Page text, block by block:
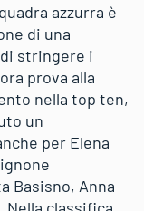
azzurra è
di una
stringere i
prova alla
nella top ten,
un
per Elena
Basisno, Anna